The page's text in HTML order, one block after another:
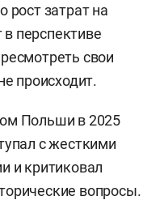
рост затрат на
перспективе
свои
происходит.
Польши в 2025
с жесткими
и критиковал
вопросы.